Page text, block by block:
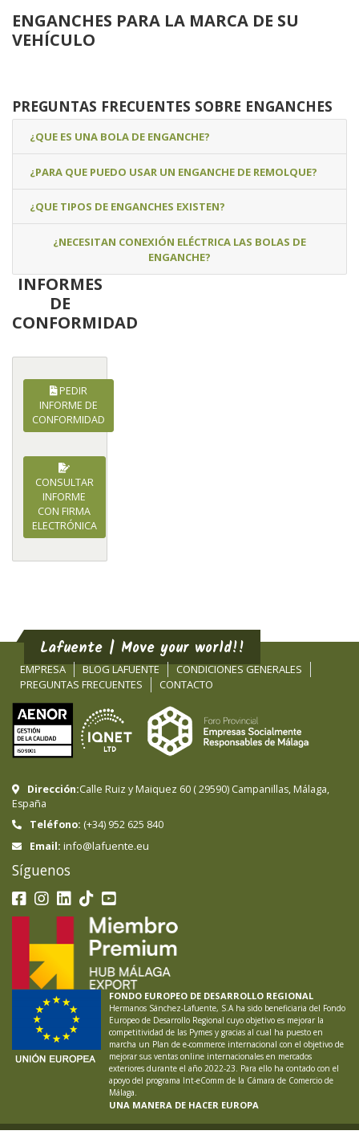
ENGANCHES PARA LA MARCA DE SU
VEHÍCULO
PREGUNTAS FRECUENTES SOBRE ENGANCHES
¿QUE ES UNA BOLA DE ENGANCHE?
¿PARA QUE PUEDO USAR UN ENGANCHE DE REMOLQUE?
¿QUE TIPOS DE ENGANCHES EXISTEN?
¿NECESITAN CONEXIÓN ELÉCTRICA LAS BOLAS DE
ENGANCHE?
INFORMES
DE
CONFORMIDAD
PEDIR
INFORME DE
CONFORMIDAD
CONSULTAR
INFORME
CON FIRMA
ELECTRÓNICA
Lafuente | Move your world!!
EMPRESA BLOG LAFUENTE
CONDICIONES GENERALES
PREGUNTAS FRECUENTES
CONTACTO
Dirección:Calle Ruiz y Maiquez 60 (29590) Campanillas, Málaga,
España
Teléfono: (+34) 952 625 840
Email: info@lafuente.eu
Síguenos
FONDO EUROPEO DE DESARROLLO REGIONAL
Hermanos Sánchez-Lafuente, S.A ha sido beneficiaria del Fondo
Europeo de Desarrollo Regional cuyo objetivo es mejorar la
competitividad de las Pymes y gracias al cual ha puesto en
marcha un Plan de e-commerce internacional con el objetivo de
mejorar sus ventas online internacionales en mercados
exteriores durante el año 2022-23. Para ello ha contado con el
apoyo del programa Int-eComm de la Cámara de Comercio de
Málaga.
UNA MANERA DE HACER EUROPA